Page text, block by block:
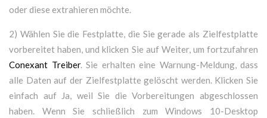
oder diese extrahieren möchte.
2) Wählen Sie die Festplatte, die Sie gerade als Zielfestplatte
vorbereitet haben, und klicken Sie auf Weiter, um fortzufahren
Conexant Treiber. Sie erhalten eine Warnung-Meldung, dass
alle Daten auf der Zielfestplatte gelöscht werden. Klicken Sie
einfach auf Ja, weil Sie die Vorbereitungen abgeschlossen
haben. Wenn Sie schließlich zum Windows 10-Desktop